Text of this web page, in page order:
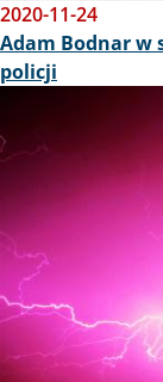
2020-11-24
Adam Bodnar w
policji